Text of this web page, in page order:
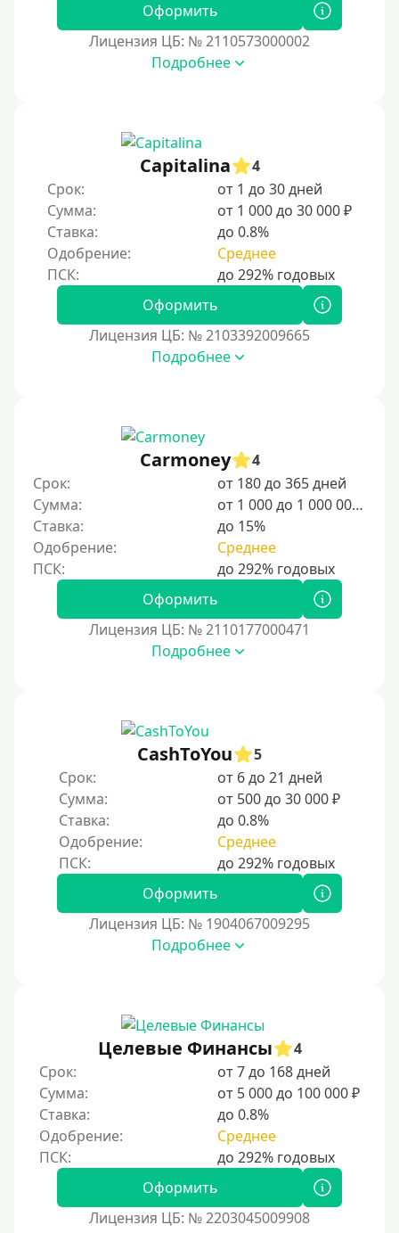
Оформить
Лицензия ЦБ: № 2110573000002
Подробнее
Capitalina
4
Срок:
от 1 до 30 дней
Сумма:
от 1 000 до 30 000 ₽
Ставка:
до 0.8%
Одобрение:
Среднее
Оформить
Лицензия ЦБ: № 2103392009665
Подробнее
Carmoney
4
Срок:
от 180 до 365 дней
Сумма:
от 1 000 до 1 000 000 ₽
Ставка:
до 15%
Одобрение:
Среднее
Оформить
Лицензия ЦБ: № 2110177000471
Подробнее
CashToYou
5
Срок:
от 6 до 21 дней
Сумма:
от 500 до 30 000 ₽
Ставка:
до 0.8%
Одобрение:
Среднее
Оформить
Лицензия ЦБ: № 1904067009295
Подробнее
Целевые Финансы
4
Срок:
от 7 до 168 дней
Сумма:
от 5 000 до 100 000 ₽
Ставка:
до 0.8%
Одобрение:
Среднее
Оформить
Лицензия ЦБ: № 2203045009908